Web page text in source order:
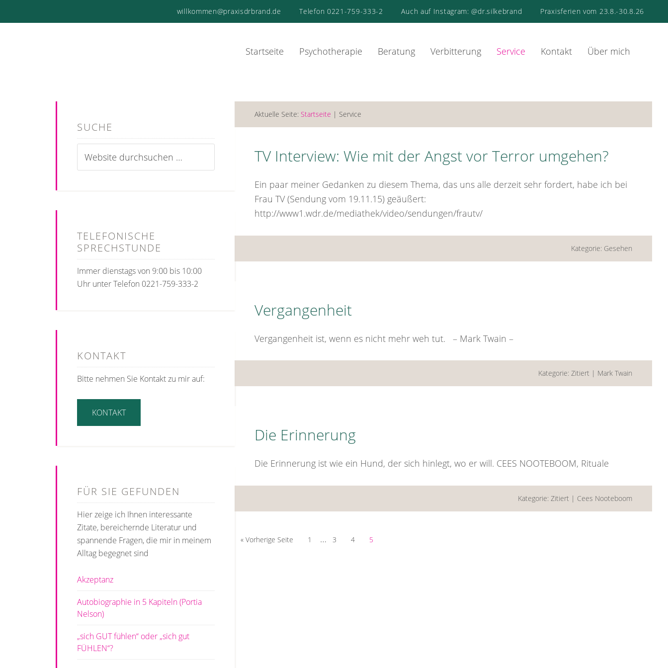
willkommen@praxisdrbrand.de Telefon 0221-759-333-2 Auch auf Instagram: @dr.silkebrand Praxisferien vom 23.8.-30.8.26
Startseite Psychotherapie Beratung Verbitterung Service Kontakt Über mich
Aktuelle Seite: Startseite | Service
TV Interview: Wie mit der Angst vor Terror umgehen?
Ein paar meiner Gedanken zu diesem Thema, das uns alle derzeit sehr fordert, habe ich bei
Frau TV (Sendung vom 19.11.15) geäußert:
http://www1.wdr.de/mediathek/video/sendungen/frautv/
Kategorie: Gesehen
Vergangenheit
Vergangenheit ist, wenn es nicht mehr weh tut. – Mark Twain –
Kategorie: Zitiert | Mark Twain
Die Erinnerung
Die Erinnerung ist wie ein Hund, der sich hinlegt, wo er will. CEES NOOTEBOOM, Rituale
Kategorie: Zitiert | Cees Nooteboom
« Vorherige Seite 1 … 3 4 5
SUCHE
TELEFONISCHE
SPRECHSTUNDE
Immer dienstags von 9:00 bis 10:00
Uhr unter Telefon 0221-759-333-2
KONTAKT
Bitte nehmen Sie Kontakt zu mir auf:
KONTAKT
FÜR SIE GEFUNDEN
Hier zeige ich Ihnen interessante
Zitate, bereichernde Literatur und
spannende Fragen, die mir in meinem
Alltag begegnet sind
Akzeptanz
Autobiographie in 5 Kapiteln (Portia
Nelson)
„sich GUT fühlen“ oder „sich gut
FÜHLEN“?